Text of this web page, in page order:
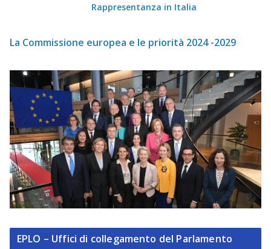
Rappresentanza in Italia
La Commissione europea e le priorità 2024 -2029
EPLO – Uffici di collegamento del Parlamento